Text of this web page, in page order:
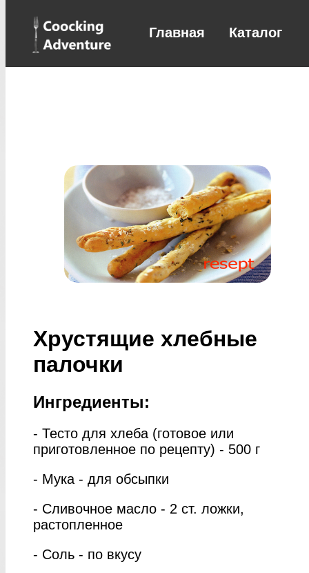
Главная Каталог
Хрустящие хлебные
палочки
Ингредиенты:
- Тесто для хлеба (готовое или
приготовленное по рецепту) - 500 г
- Мука - для обсыпки
- Сливочное масло - 2 ст. ложки,
растопленное
- Соль - по вкусу